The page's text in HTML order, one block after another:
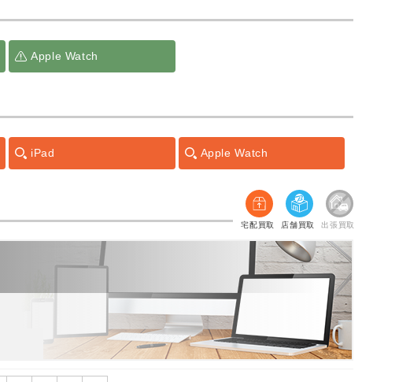
Apple Watch
iPad Apple Watch
宅配買取 店舗買取 出張買取